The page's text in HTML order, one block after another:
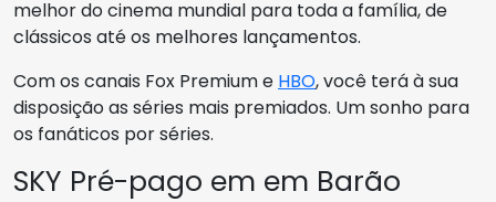
melhor do cinema mundial para toda a família, de
clássicos até os melhores lançamentos.
Com os canais Fox Premium e HBO, você terá à sua
disposição as séries mais premiados. Um sonho para
os fanáticos por séries.
SKY Pré-pago em em Barão